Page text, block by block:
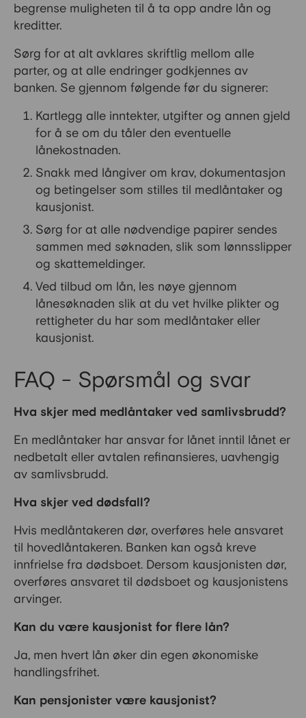
begrense muligheten til å ta opp andre lån og
kreditter.
Sørg for at alt avklares skriftlig mellom alle
parter, og at alle endringer godkjennes av
banken. Se gjennom følgende før du signerer:
Kartlegg alle inntekter, utgifter og annen gjeld
for å se om du tåler den eventuelle
lånekostnaden.
Snakk med långiver om krav, dokumentasjon
og betingelser som stilles til medlåntaker og
kausjonist.
Sørg for at alle nødvendige papirer sendes
sammen med søknaden, slik som lønnsslipper
og skattemeldinger.
Ved tilbud om lån, les nøye gjennom
lånesøknaden slik at du vet hvilke plikter og
rettigheter du har som medlåntaker eller
kausjonist.
FAQ - Spørsmål og svar
Hva skjer med medlåntaker ved samlivsbrudd?
En medlåntaker har ansvar for lånet inntil lånet er
nedbetalt eller avtalen refinansieres, uavhengig
av samlivsbrudd.
Hva skjer ved dødsfall?
Hvis medlåntakeren dør, overføres hele ansvaret
til hovedlåntakeren. Banken kan også kreve
innfrielse fra dødsboet. Dersom kausjonisten dør,
overføres ansvaret til dødsboet og kausjonistens
arvinger.
Kan du være kausjonist for flere lån?
Ja, men hvert lån øker din egen økonomiske
handlingsfrihet.
Kan pensjonister være kausjonist?